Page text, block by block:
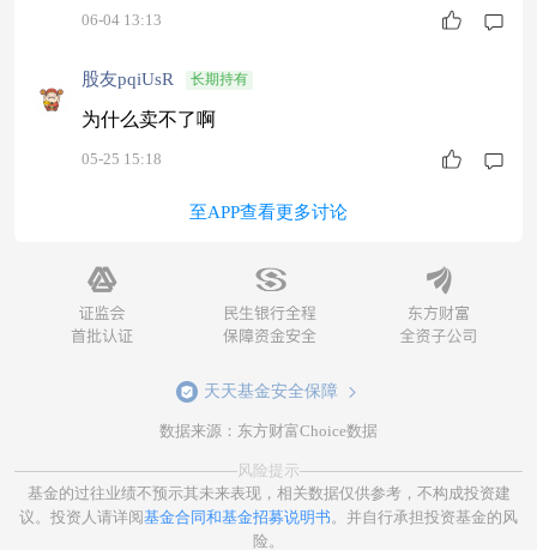
06-04 13:13
股友pqiUsR 长期持有
为什么卖不了啊
05-25 15:18
至APP查看更多讨论
天天基金安全保障
数据来源：东方财富Choice数据
风险提示
基金的过往业绩不预示其未来表现，相关数据仅供参考，不构成投资建
议。投资人请详阅基金合同和基金招募说明书。并自行承担投资基金的风
险。